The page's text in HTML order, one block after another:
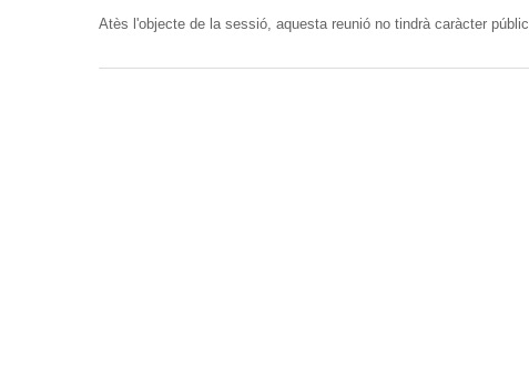
Atès l'objecte de la sessió, aquesta reunió no tindrà caràcter públic.